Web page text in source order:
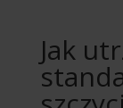
Jak